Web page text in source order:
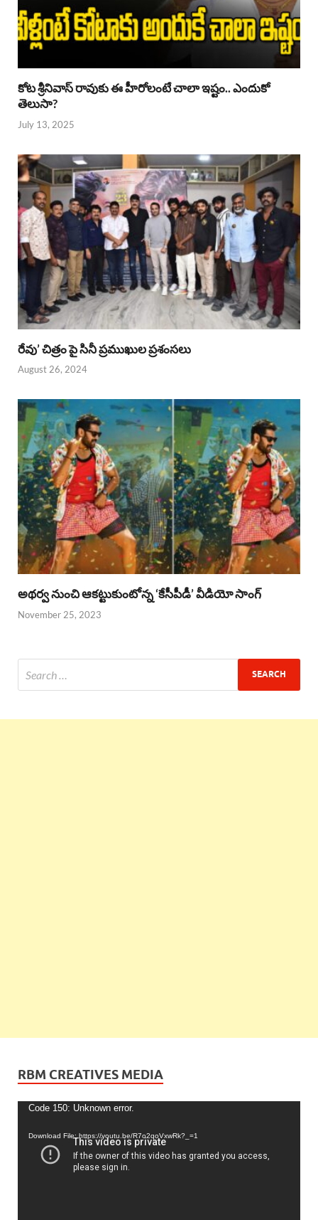
కోట శ్రీనివాస్ రావుకు ఈ హీరోలంటే చాలా ఇష్టం.. ఎందుకో
తెలుసా?
July 13, 2025
రేవు’ చిత్రం పై సినీ ప్రముఖుల ప్రశంసలు
August 26, 2024
అథర్వ నుంచి ఆకట్టుకుంటోన్న ‘కేసీపీడీ’ వీడియో సాంగ్
November 25, 2023
RBM CREATIVES MEDIA
Video
Code 150: Unknown error.
Download File: https://youtu.be/R7o2qoVxwRk?_=1